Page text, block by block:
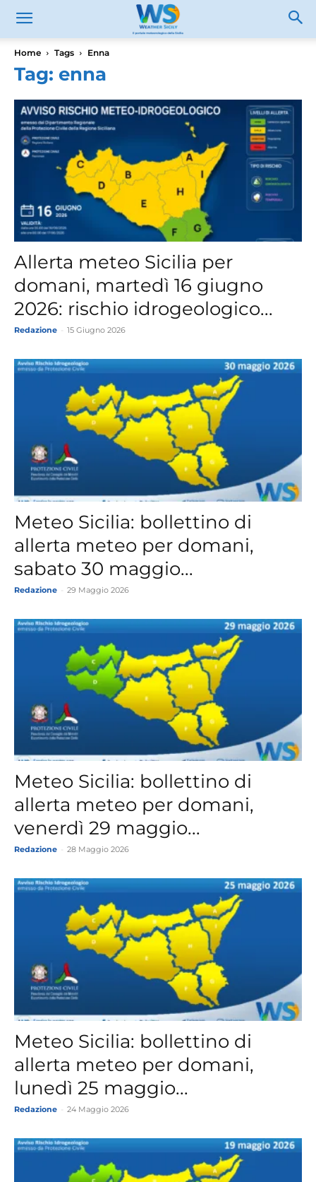
Home Tags Enna
Tag: enna
Allerta meteo Sicilia per
domani, martedì 16 giugno
2026: rischio idrogeologico...
Redazione 15 Giugno 2026
Meteo Sicilia: bollettino di
allerta meteo per domani,
sabato 30 maggio...
Redazione 29 Maggio 2026
Meteo Sicilia: bollettino di
allerta meteo per domani,
venerdì 29 maggio...
Redazione 28 Maggio 2026
Meteo Sicilia: bollettino di
allerta meteo per domani,
lunedì 25 maggio...
Redazione 24 Maggio 2026